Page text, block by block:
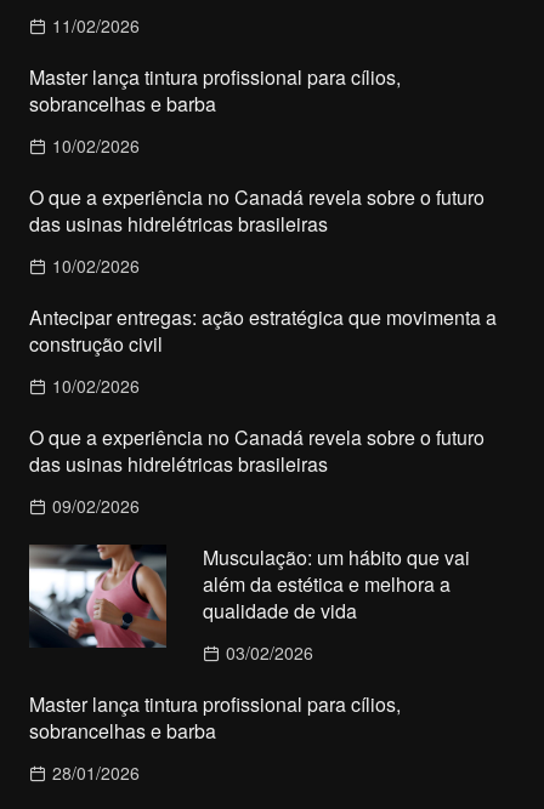
11/02/2026
Master lança tintura profissional para cílios,
sobrancelhas e barba
10/02/2026
O que a experiência no Canadá revela sobre o futuro
das usinas hidrelétricas brasileiras
10/02/2026
Antecipar entregas: ação estratégica que movimenta a
construção civil
10/02/2026
O que a experiência no Canadá revela sobre o futuro
das usinas hidrelétricas brasileiras
09/02/2026
Musculação: um hábito que vai
além da estética e melhora a
qualidade de vida
03/02/2026
Master lança tintura profissional para cílios,
sobrancelhas e barba
28/01/2026